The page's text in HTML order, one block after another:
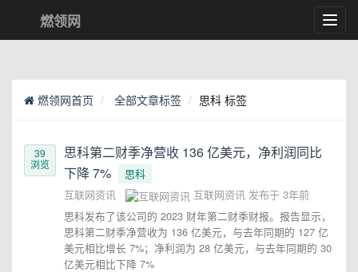
燃领网
燃领网首页 全部文章标签 思科 标签
39
浏览
思科第二财季净营收 136 亿美元，净利润同比
下降 7%
思科
互联网资讯
互联网资讯 发布于 3年前
思科发布了该公司的 2023 财年第二财季财报。报告显示，
思科第二财季净营收为 136 亿美元，与去年同期的 127 亿
美元相比增长 7%；净利润为 28 亿美元，与去年同期的 30
亿美元相比下降 7%